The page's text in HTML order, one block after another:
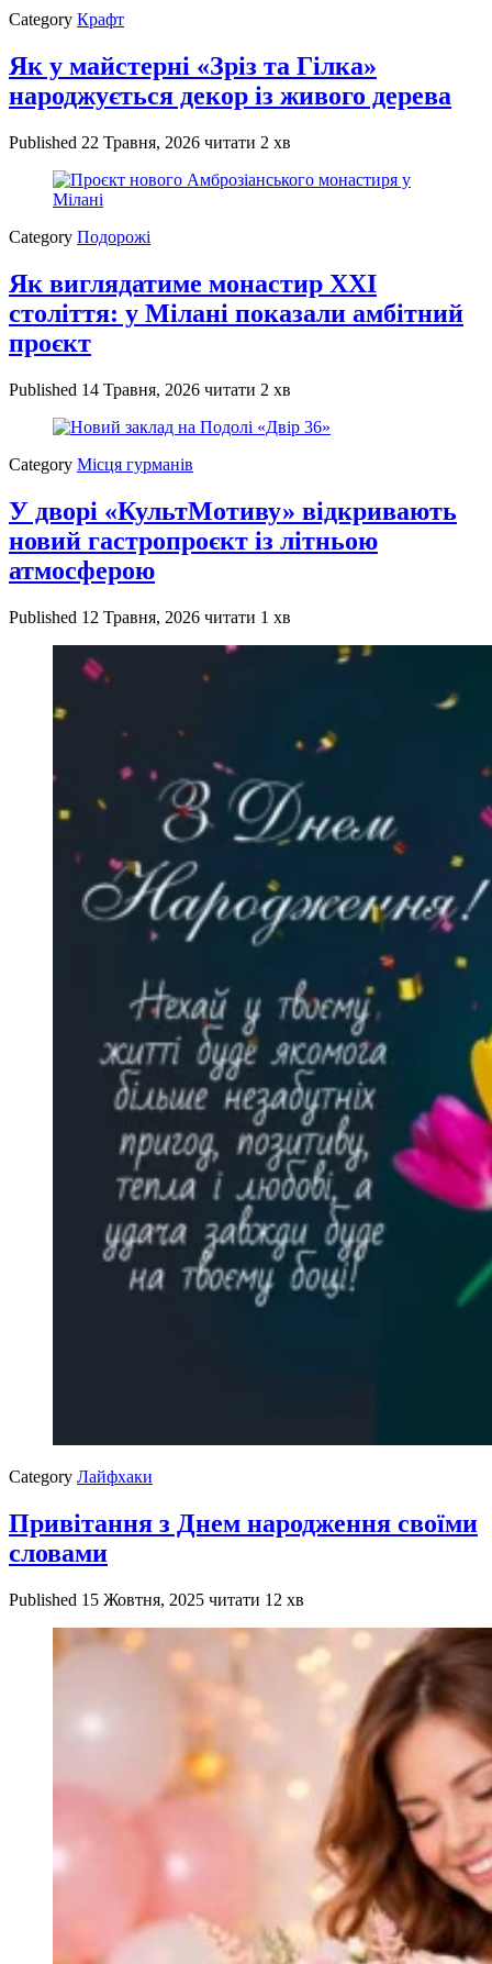
Category Крафт
Як у майстерні «Зріз та Гілка»
народжується декор із живого дерева
Published 22 Травня, 2026 читати 2 хв
Category Подорожі
Як виглядатиме монастир XXI
століття: у Мілані показали амбітний
проєкт
Published 14 Травня, 2026 читати 2 хв
Category Місця гурманів
У дворі «КультМотиву» відкривають
новий гастропроєкт із літньою
атмосферою
Published 12 Травня, 2026 читати 1 хв
Category Лайфхаки
Привітання з Днем народження своїми
словами
Published 15 Жовтня, 2025 читати 12 хв